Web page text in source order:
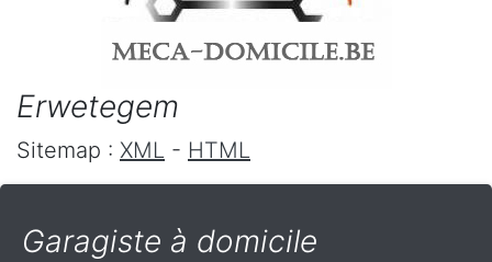
Erwetegem
Sitemap : XML - HTML
Garagiste à domicile